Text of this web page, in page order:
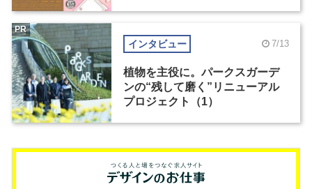
インタビュー 7/13
植物を主役に。パークスガーデ
ンの“残して磨く”リニューアル
プロジェクト（1）
PR